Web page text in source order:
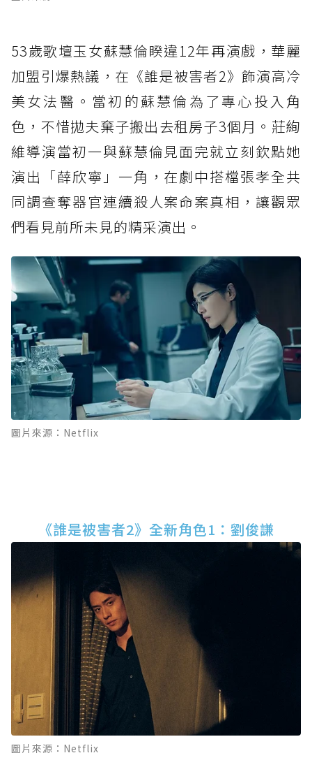
53歲歌壇玉女蘇慧倫睽違12年再演戲，華麗
加盟引爆熱議，在《誰是被害者2》飾演高冷
美女法醫。當初的蘇慧倫為了專心投入角
色，不惜拋夫棄子搬出去租房子3個月。莊絢
維導演當初一與蘇慧倫見面完就立刻欽點她
演出「薛欣寧」一角，在劇中搭檔張孝全共
同調查奪器官連續殺人案命案真相，讓觀眾
們看見前所未見的精采演出。
圖片來源：Netflix
《誰是被害者2》全新角色1：劉俊謙
圖片來源：Netflix